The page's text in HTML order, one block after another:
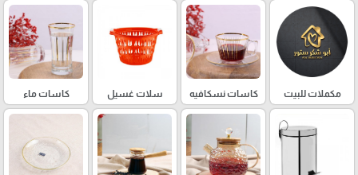
مكملات للبيت كاسات نسكافيه سلات غسيل كاسات ماء